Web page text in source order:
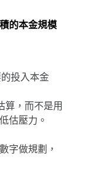
的本金規模
投入本金
算，而不是用
估壓力。
字做規劃，